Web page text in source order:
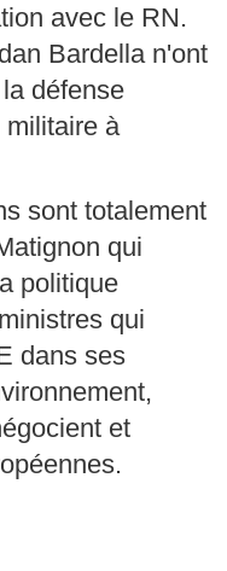
avec le RN.
Bardella n'ont
défense
militaire à
sont totalement
qui
politique
qui
dans ses
et